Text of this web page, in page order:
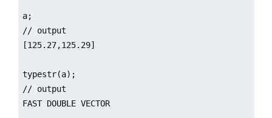
a;
// output
[125.27,125.29]
typestr(a);
// output
FAST DOUBLE VECTOR